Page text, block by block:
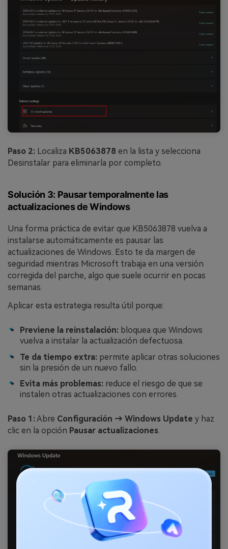
Paso 2: Localiza KB5063878 en la lista y selecciona
Desinstalar para eliminarla por completo.
Solución 3: Pausar temporalmente las
actualizaciones de Windows
Una forma práctica de evitar que KB5063878 vuelva a
instalarse automáticamente es pausar las
actualizaciones de Windows. Esto te da margen de
seguridad mientras Microsoft trabaja en una versión
corregida del parche, algo que suele ocurrir en pocas
semanas.
Aplicar esta estrategia resulta útil porque:
Previene la reinstalación: bloquea que Windows
vuelva a instalar la actualización defectuosa.
Te da tiempo extra: permite aplicar otras soluciones
sin la presión de un nuevo fallo.
Evita más problemas: reduce el riesgo de que se
instalen otras actualizaciones con errores.
Paso 1:Abre Configuración → Windows Update y haz
clic en la opción Pausar actualizaciones.